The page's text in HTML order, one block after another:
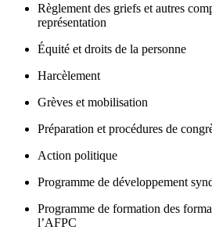
Règlement des griefs et autres
représentation
Équité et droits de la personne
Harcèlement
Grèves et mobilisation
Préparation et procédures de
Action politique
Programme de développement
Programme de formation des
l’AFPC